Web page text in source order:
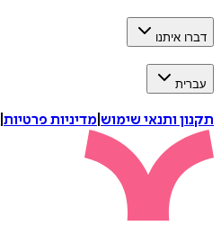
דברו איתנו
עברית
תקנון ותנאי שימוש מדיניות פרטיות